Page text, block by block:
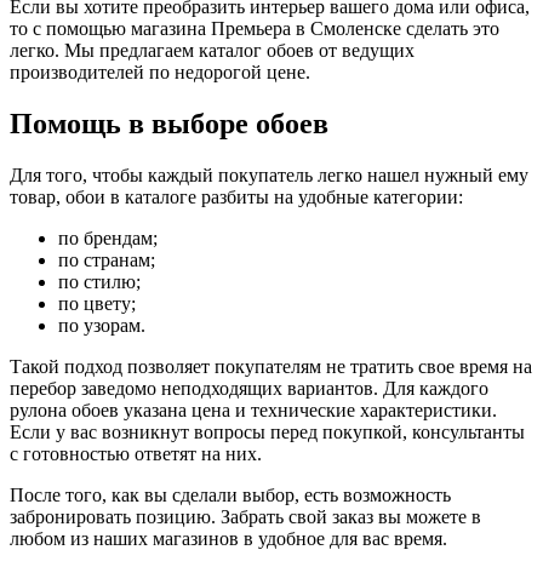
Если вы хотите преобразить интерьер вашего дома или офиса,
то с помощью магазина Премьера в Смоленске сделать это
легко. Мы предлагаем каталог обоев от ведущих
производителей по недорогой цене.
Помощь в выборе обоев
Для того, чтобы каждый покупатель легко нашел нужный ему
товар, обои в каталоге разбиты на удобные категории:
по брендам;
по странам;
по стилю;
по цвету;
по узорам.
Такой подход позволяет покупателям не тратить свое время на
перебор заведомо неподходящих вариантов. Для каждого
рулона обоев указана цена и технические характеристики.
Если у вас возникнут вопросы перед покупкой, консультанты
с готовностью ответят на них.
После того, как вы сделали выбор, есть возможность
забронировать позицию. Забрать свой заказ вы можете в
любом из наших магазинов в удобное для вас время.